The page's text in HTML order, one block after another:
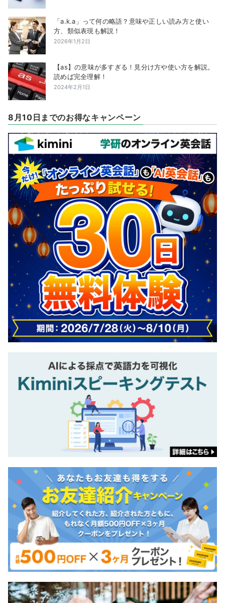
「a.k.a」って何の略語？意味や正しい読み方と使い
方、類似表現も解説！
2026年1月2日
【as】の意味が多すぎる！見分け方や使い方を解説。
読めば完全理解！
2024年2月1日
8月10日までのお得なキャンペーン